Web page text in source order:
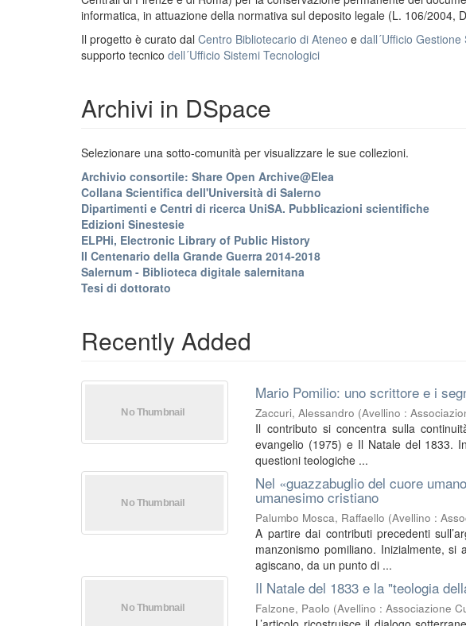
informatica, in attuazione della normativa sul deposito legale (L. 106/2004,
Il progetto è curato dal Centro Bibliotecario di Ateneo e dall´Ufficio
supporto tecnico dell´Ufficio Sistemi Tecnologici
Archivi in DSpace
Selezionare una sotto-comunità per visualizzare le sue collezioni.
Archivio consortile: Share Open Archive@Elea
Collana Scientifica dell'Università di Salerno
Dipartimenti e Centri di ricerca UniSA. Pubblicazioni scientifiche
Edizioni Sinestesie
ELPHi, Electronic Library of Public History
Il Centenario della Grande Guerra 2014-2018
Salernum - Biblioteca digitale salernitana
Tesi di dottorato
Recently Added
Mario Pomilio: uno scrittore e i
Zaccuri, Alessandro (Avellino :
Il contributo si concentra sulla
evangelio (1975) e Il Natale del 1833.
questioni teologiche ...
Nel «guazzabuglio del cuore
umanesimo cristiano
Palumbo Mosca, Raffaello (Avellino :
A partire dai contributi precedenti
manzonismo pomiliano. Inizialmente, si
agiscano, da un punto di ...
Il Natale del 1833 e la "teologia
Falzone, Paolo (Avellino : Associazione